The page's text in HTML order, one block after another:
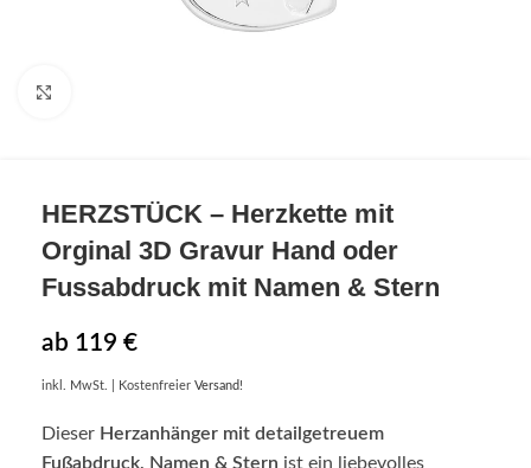
HERZSTÜCK – Herzkette mit
Orginal 3D Gravur Hand oder
Fussabdruck mit Namen & Stern
ab 119 €
inkl. MwSt. | Kostenfreier Versand!
Dieser Herzanhänger mit detailgetreuem
Fußabdruck, Namen & Stern ist ein liebevolles